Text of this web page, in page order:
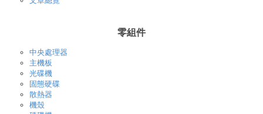
零組件
中央處理器
主機板
光碟機
固態硬碟
散熱器
機殼